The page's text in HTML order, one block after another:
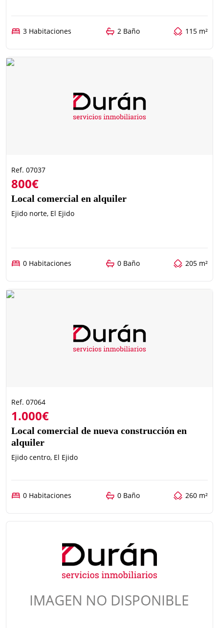
3 Habitaciones 2 Baño 115 m²
Ref. 07037
800€
Local comercial en alquiler
Ejido norte, El Ejido
0 Habitaciones 0 Baño 205 m²
Ref. 07064
1.000€
Local comercial de nueva construcción en
alquiler
Ejido centro, El Ejido
0 Habitaciones 0 Baño 260 m²